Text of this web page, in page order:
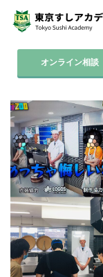
オンライン相談